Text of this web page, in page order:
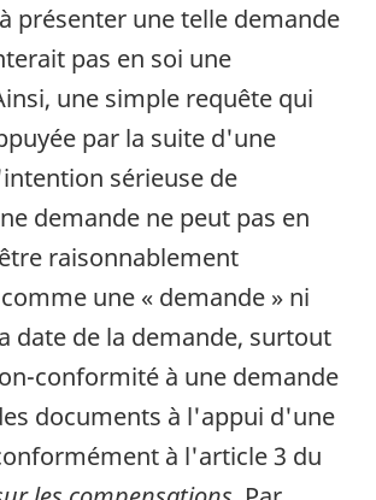
présenter une telle demande
pas en soi une
une simple requête qui
par la suite d'une
sérieuse de
demande ne peut pas en
raisonnablement
une « demande » ni
date de la demande, surtout
conformité à une demande
documents à l'appui d'une
à l'article 3 du